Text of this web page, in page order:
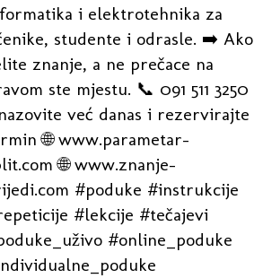
i elektrotehnika za
studente i odrasle. ➡️ Ako
znanje, a ne prečace na
ste mjestu. 📞 091 511 3250
već danas i rezervirajte
🌐 www.parametar-
🌐 www.znanje-
#poduke #instrukcije
#lekcije #tečajevi
#online_poduke